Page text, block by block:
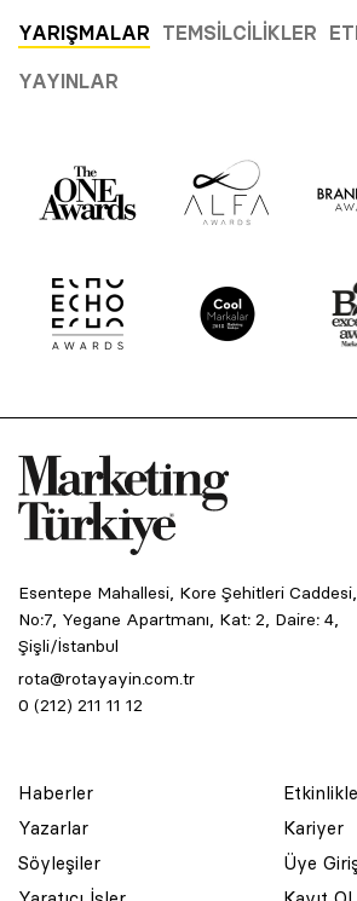
YARIŞMALAR TEMSILCILIKLER
YAYINLAR
Esentepe Mahallesi, Kore Şehitleri Caddesi,
No:7, Yegane Apartmanı, Kat: 2, Daire: 4,
Şişli/İstanbul
rota@rotayayin.com.tr
0 (212) 211 11 12
Haberler
Yazarlar
Söyleşiler
Kariyer
Üye